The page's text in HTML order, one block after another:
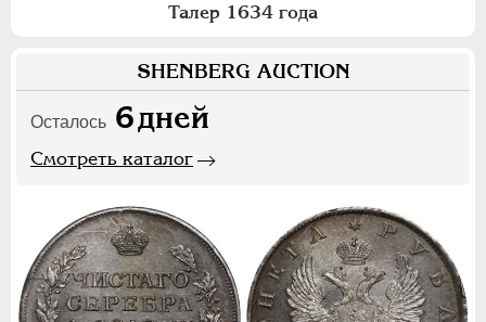
Талер 1634 года
SHENBERG AUCTION
Осталось 6дней
Смотреть каталог